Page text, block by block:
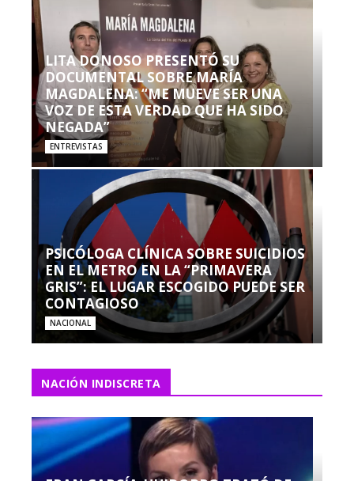
LITA DONOSO PRESENTÓ SU
DOCUMENTAL SOBRE MARÍA
MAGDALENA: “ME MUEVE SER UNA
VOZ DE ESTA VERDAD QUE HA SIDO
NEGADA”
ENTREVISTAS
PSICÓLOGA CLÍNICA SOBRE SUICIDIOS
EN EL METRO EN LA “PRIMAVERA
GRIS”: EL LUGAR ESCOGIDO PUEDE SER
CONTAGIOSO
NACIONAL
NACIÓN INDISCRETA